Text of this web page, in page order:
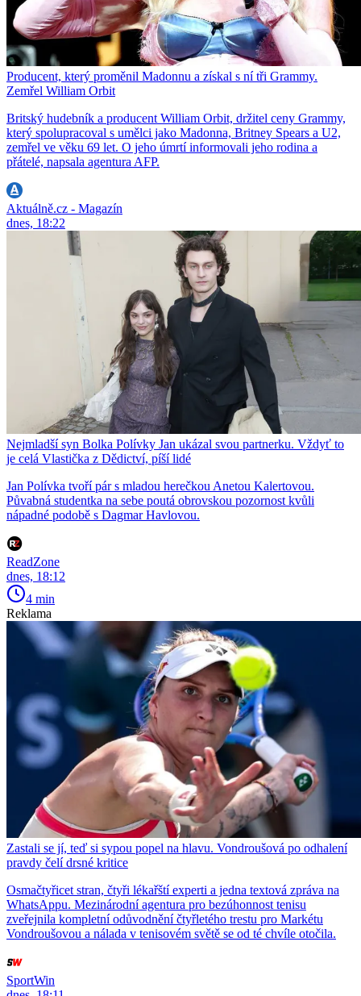
Producent, který proměnil Madonnu a získal s ní tři Grammy.
Zemřel William Orbit
Britský hudebník a producent William Orbit, držitel ceny Grammy,
který spolupracoval s umělci jako Madonna, Britney Spears a U2,
zemřel ve věku 69 let. O jeho úmrtí informovali jeho rodina a
přátelé, napsala agentura AFP.
Aktuálně.cz - Magazín
dnes, 18:22
Nejmladší syn Bolka Polívky Jan ukázal svou partnerku. Vždyť to
je celá Vlastička z Dědictví, píší lidé
Jan Polívka tvoří pár s mladou herečkou Anetou Kalertovou.
Půvabná studentka na sebe poutá obrovskou pozornost kvůli
nápadné podobě s Dagmar Havlovou.
ReadZone
dnes, 18:12
4 min
Reklama
Zastali se jí, teď si sypou popel na hlavu. Vondroušová po odhalení
pravdy čelí drsné kritice
Osmačtyřicet stran, čtyři lékařští experti a jedna textová zpráva na
WhatsAppu. Mezinárodní agentura pro bezúhonnost tenisu
zveřejnila kompletní odůvodnění čtyřletého trestu pro Markétu
Vondroušovou a nálada v tenisovém světě se od té chvíle otočila.
SportWin